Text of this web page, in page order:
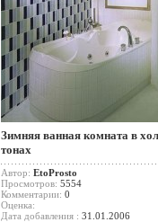
Зимняя ванная комната в
тонах
Автор: EtoProsto
Просмотров: 5554
Комментарии: 0
Оценка:
Дата добавления : 31.01.2006